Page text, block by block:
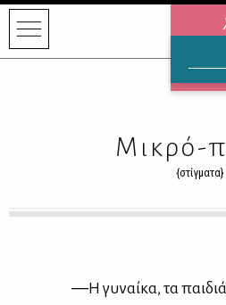
Μικρό-
{στίγματα}
―Η γυ­ναί­κα, τα